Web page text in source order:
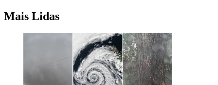
Mais Lidas